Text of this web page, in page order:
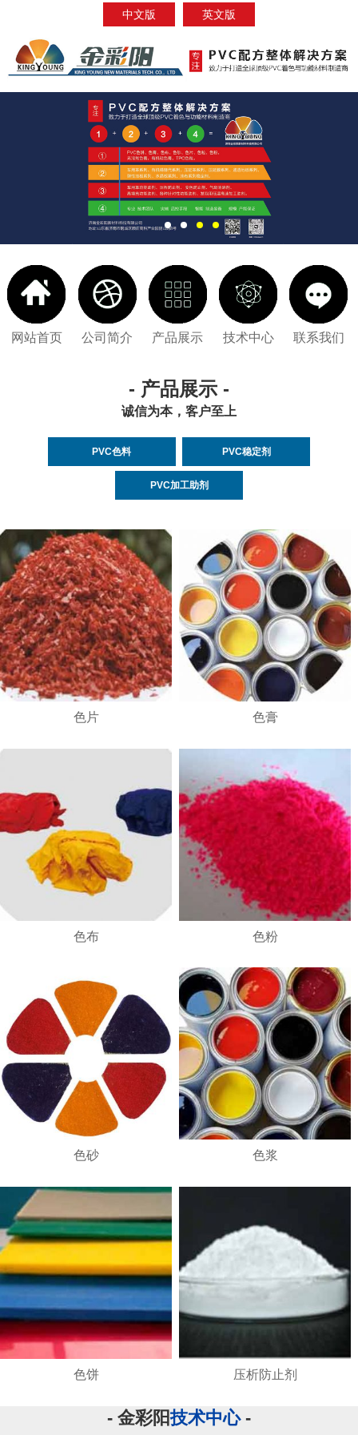
中文版 英文版
2 3 4
网站首页 公司简介 产品展示 技术中心 联系我们
- 产品展示 -
诚信为本，客户至上
PVC色料 PVC稳定剂
PVC加工助剂
色片 色膏
色布 色粉
色砂 色浆
色饼 压析防止剂
- 金彩阳技术中心-